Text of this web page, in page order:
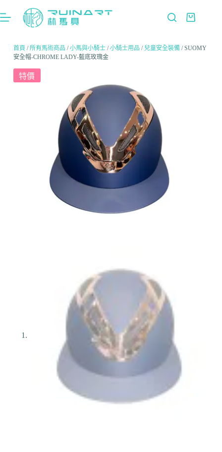
首頁 /所有馬術商品 /小馬與小騎士/小騎士用品 / 兒童安全裝備/ SUOMY
安全帽-CHROME LADY-藍底玫瑰金
特價